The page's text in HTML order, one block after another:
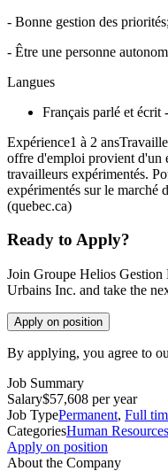
- Bonne gestion des priorités;
- Être une personne
Langues
Français parlé et écrit
Expérience1 à 2
offre d'emploi provient d'un
travailleurs expérimentés.
expérimentés sur le marché
(quebec.ca)
Ready to Apply?
Join Groupe Helios
Urbains Inc. and take the
Apply on position
By applying, you agree to
Job Summary
Salary$57,608 per year
Job TypePermanent, Full
CategoriesHuman Resources
Apply on position
About the Company